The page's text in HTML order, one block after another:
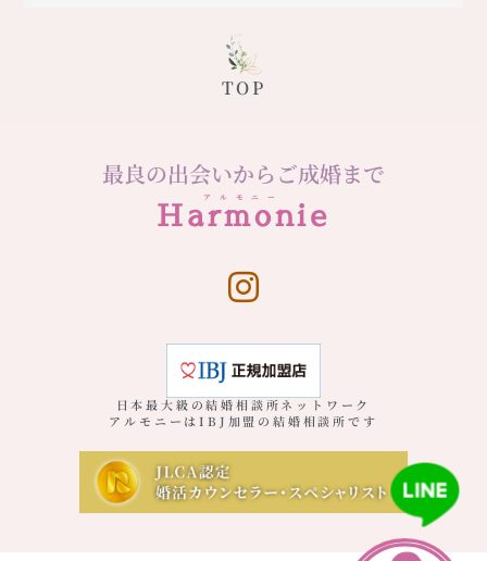
TOP
最良の出会いからご成婚まで
アルモニー
Harmonie
日本最大級の結婚相談所ネットワーク
アルモニーはIBJ加盟の結婚相談所です